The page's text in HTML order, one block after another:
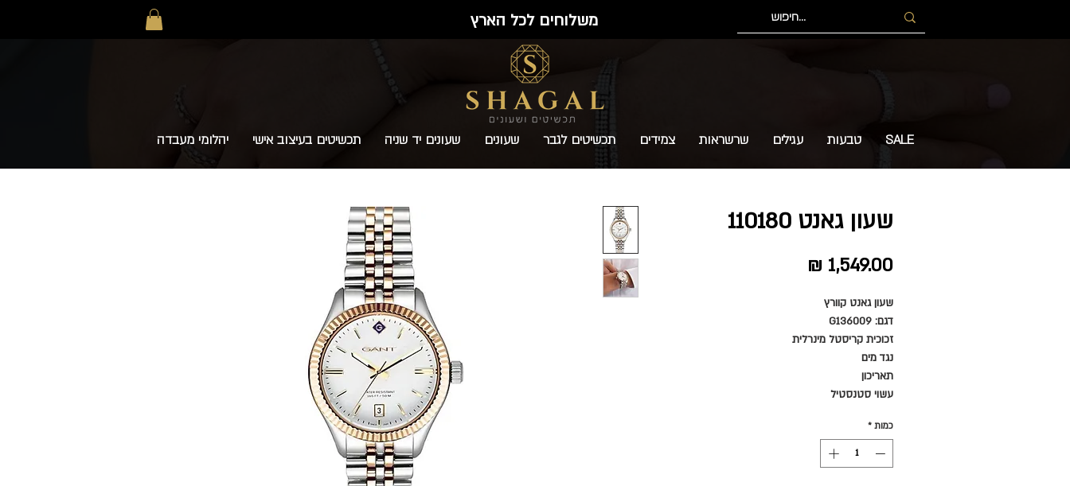
משלוחים לכל הארץ
SALE טבעות עגילים שרשראות צמידים תכשיטים לגבר שעונים שעונים יד שניה תכשיטים בעיצוב אישי יהלומי מעבדה
שעון גאנט 110180
שעון גאנט קוורץ
דגם: G136009
זכוכית קריסטל מינרלית
נגד מים
תאריכון
עשוי סטנסטיל
כמות *